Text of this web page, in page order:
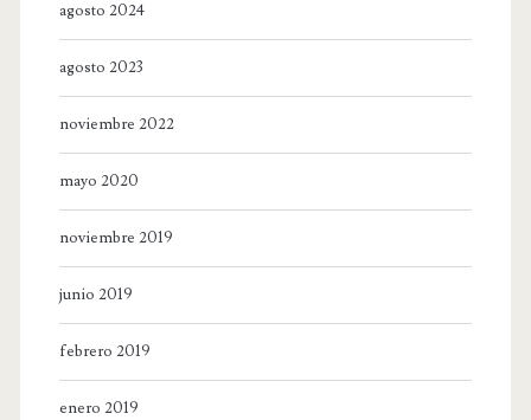
agosto 2024
agosto 2023
noviembre 2022
mayo 2020
noviembre 2019
junio 2019
febrero 2019
enero 2019